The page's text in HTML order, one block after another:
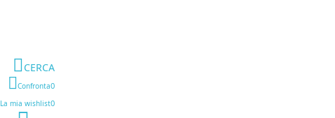
CERCA
Confronta0
La mia wishlist0